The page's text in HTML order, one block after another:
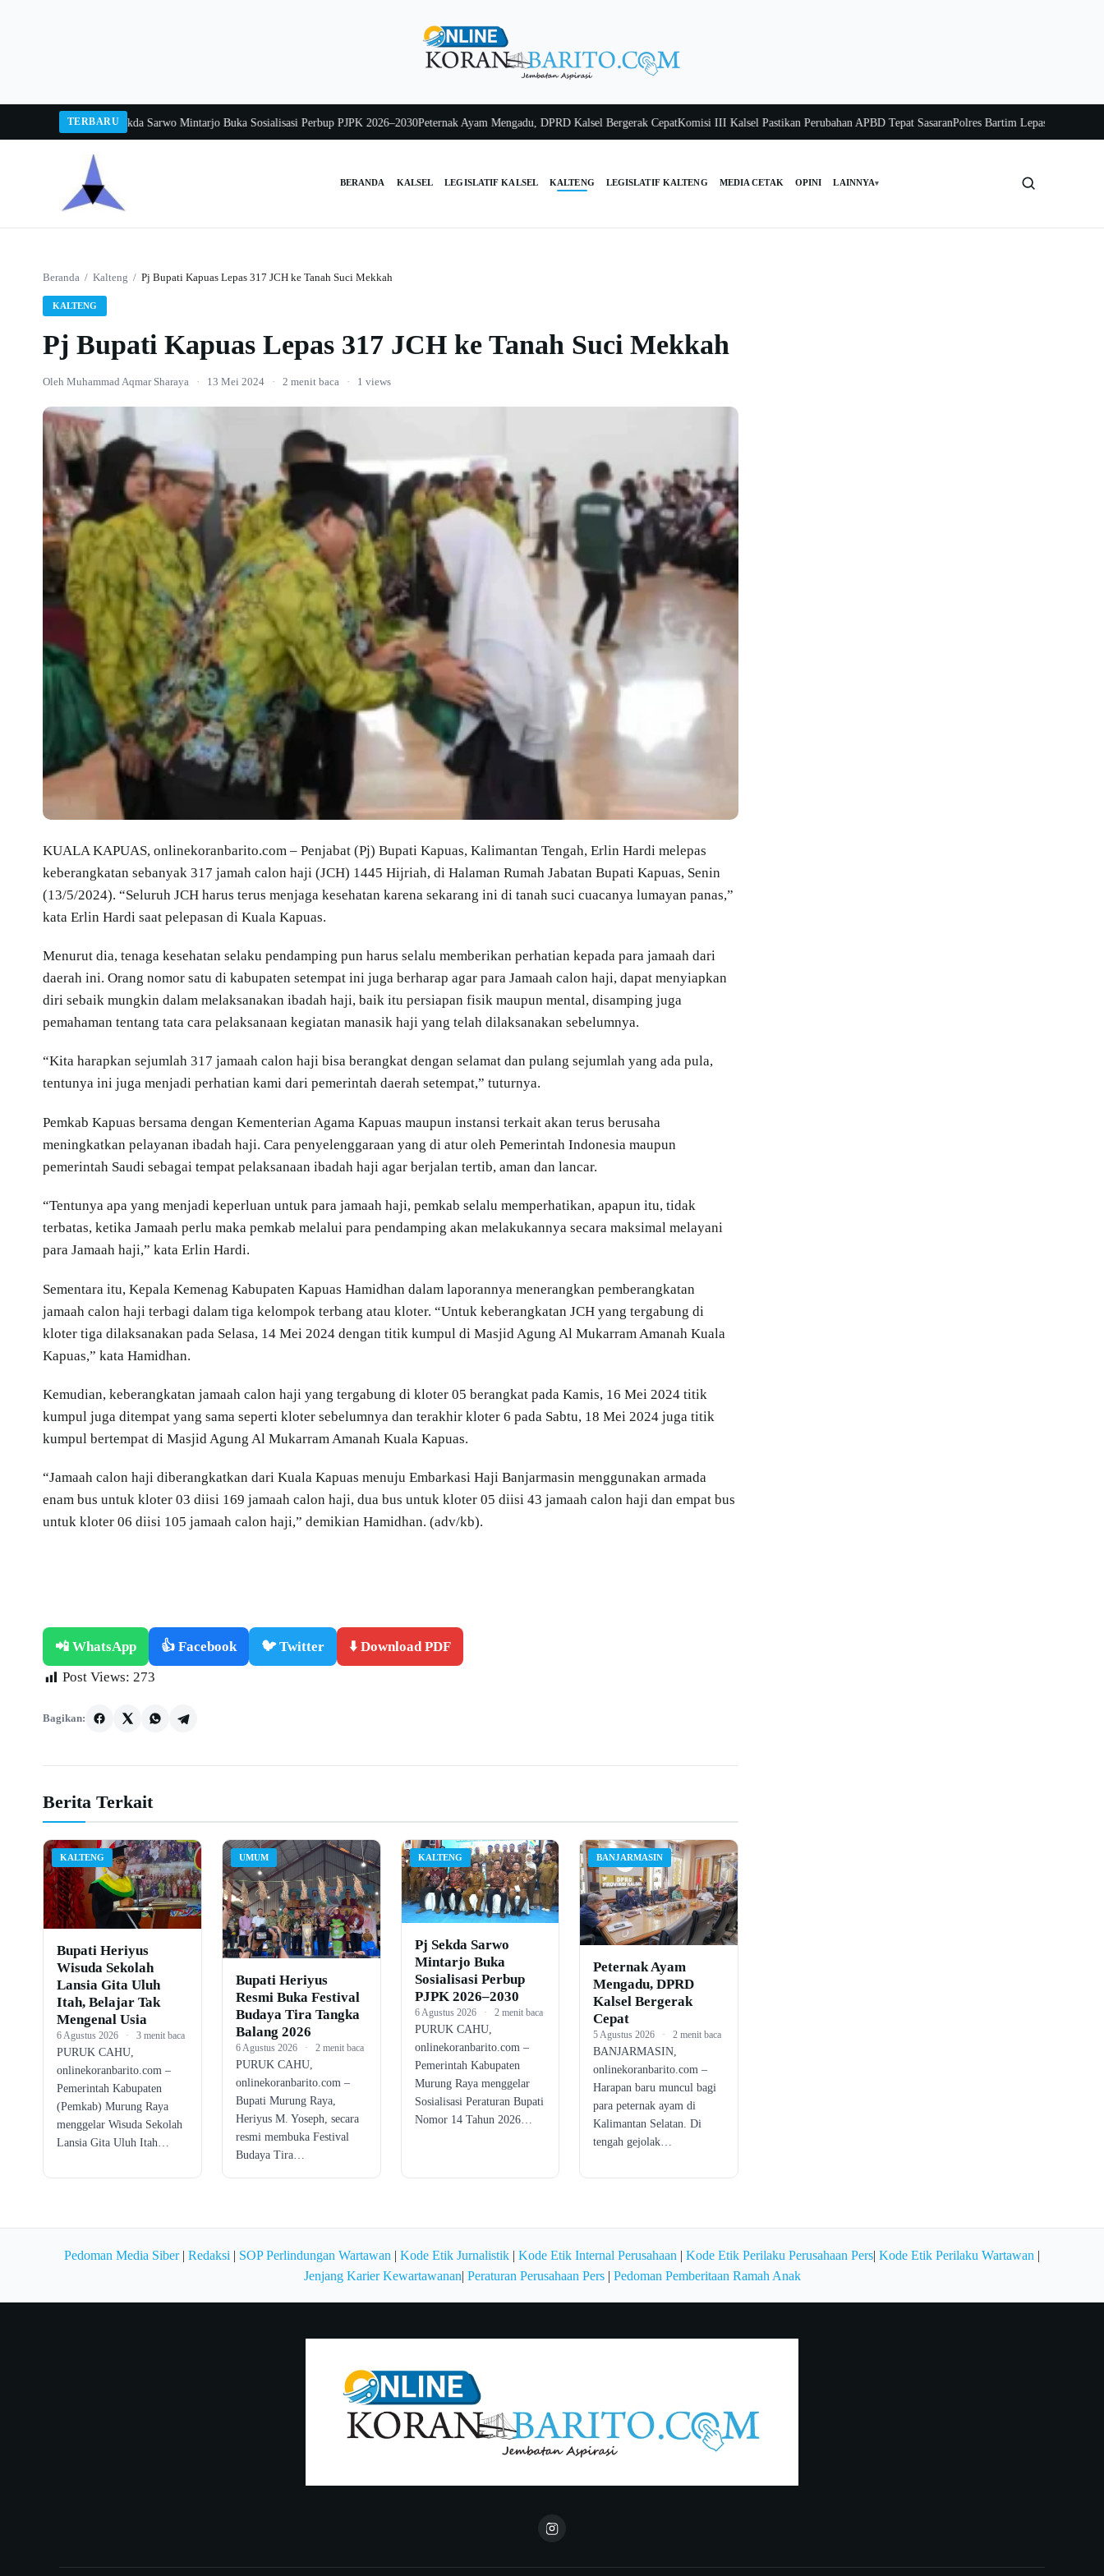
TERBARU
Balang 2026Pj Sekda Sarwo Mintarjo Buka Sosialisasi Perbup PJPK 2026–2030Peternak Ayam Mengadu, DPRD Kalsel Bergerak CepatKomisi III Kalsel Pastikan Perubahan APBD Tepat SasaranPolres Bartim Lepas Bakti Sosial
BERANDA KALSEL LEGISLATIF KALSEL KALTENG LEGISLATIF KALTENG MEDIA CETAK OPINI LAINNYA▾
Beranda / Kalteng / Pj Bupati Kapuas Lepas 317 JCH ke Tanah Suci Mekkah
KALTENG
Pj Bupati Kapuas Lepas 317 JCH ke Tanah Suci Mekkah
Oleh Muhammad Aqmar Sharaya · 13 Mei 2024 · 2 menit baca · 1 views
KUALA KAPUAS, onlinekoranbarito.com – Penjabat (Pj) Bupati Kapuas, Kalimantan Tengah, Erlin Hardi melepas
keberangkatan sebanyak 317 jamah calon haji (JCH) 1445 Hijriah, di Halaman Rumah Jabatan Bupati Kapuas, Senin
(13/5/2024). “Seluruh JCH harus terus menjaga kesehatan karena sekarang ini di tanah suci cuacanya lumayan panas,”
kata Erlin Hardi saat pelepasan di Kuala Kapuas.
Menurut dia, tenaga kesehatan selaku pendamping pun harus selalu memberikan perhatian kepada para jamaah dari
daerah ini. Orang nomor satu di kabupaten setempat ini juga berharap agar para Jamaah calon haji, dapat menyiapkan
diri sebaik mungkin dalam melaksanakan ibadah haji, baik itu persiapan fisik maupun mental, disamping juga
pemahaman tentang tata cara pelaksanaan kegiatan manasik haji yang telah dilaksanakan sebelumnya.
“Kita harapkan sejumlah 317 jamaah calon haji bisa berangkat dengan selamat dan pulang sejumlah yang ada pula,
tentunya ini juga menjadi perhatian kami dari pemerintah daerah setempat,” tuturnya.
Pemkab Kapuas bersama dengan Kementerian Agama Kapuas maupun instansi terkait akan terus berusaha
meningkatkan pelayanan ibadah haji. Cara penyelenggaraan yang di atur oleh Pemerintah Indonesia maupun
pemerintah Saudi sebagai tempat pelaksanaan ibadah haji agar berjalan tertib, aman dan lancar.
“Tentunya apa yang menjadi keperluan untuk para jamaah haji, pemkab selalu memperhatikan, apapun itu, tidak
terbatas, ketika Jamaah perlu maka pemkab melalui para pendamping akan melakukannya secara maksimal melayani
para Jamaah haji,” kata Erlin Hardi.
Sementara itu, Kepala Kemenag Kabupaten Kapuas Hamidhan dalam laporannya menerangkan pemberangkatan
jamaah calon haji terbagi dalam tiga kelompok terbang atau kloter. “Untuk keberangkatan JCH yang tergabung di
kloter tiga dilaksanakan pada Selasa, 14 Mei 2024 dengan titik kumpul di Masjid Agung Al Mukarram Amanah Kuala
Kapuas,” kata Hamidhan.
Kemudian, keberangkatan jamaah calon haji yang tergabung di kloter 05 berangkat pada Kamis, 16 Mei 2024 titik
kumpul juga ditempat yang sama seperti kloter sebelumnya dan terakhir kloter 6 pada Sabtu, 18 Mei 2024 juga titik
kumpul bertempat di Masjid Agung Al Mukarram Amanah Kuala Kapuas.
“Jamaah calon haji diberangkatkan dari Kuala Kapuas menuju Embarkasi Haji Banjarmasin menggunakan armada
enam bus untuk kloter 03 diisi 169 jamaah calon haji, dua bus untuk kloter 05 diisi 43 jamaah calon haji dan empat bus
untuk kloter 06 diisi 105 jamaah calon haji,” demikian Hamidhan. (adv/kb).
📲 WhatsApp 👍 Facebook 🐦 Twitter
⬇️ Download PDF
Post Views: 273
Bagikan:
Berita Terkait
KALTENG
Bupati Heriyus
Wisuda Sekolah
Lansia Gita Uluh
Itah, Belajar Tak
Mengenal Usia
6 Agustus 2026 · 3 menit baca
PURUK CAHU,
onlinekoranbarito.com –
Pemerintah Kabupaten
(Pemkab) Murung Raya
menggelar Wisuda Sekolah
Lansia Gita Uluh Itah…
UMUM
Bupati Heriyus
Resmi Buka Festival
Budaya Tira Tangka
Balang 2026
6 Agustus 2026 · 2 menit baca
PURUK CAHU,
onlinekoranbarito.com –
Bupati Murung Raya,
Heriyus M. Yoseph, secara
resmi membuka Festival
Budaya Tira…
KALTENG
Pj Sekda Sarwo
Mintarjo Buka
Sosialisasi Perbup
PJPK 2026–2030
6 Agustus 2026 · 2 menit baca
PURUK CAHU,
onlinekoranbarito.com –
Pemerintah Kabupaten
Murung Raya menggelar
Sosialisasi Peraturan Bupati
Nomor 14 Tahun 2026…
BANJARMASIN
Peternak Ayam
Mengadu, DPRD
Kalsel Bergerak
Cepat
5 Agustus 2026 · 2 menit baca
BANJARMASIN,
onlinekoranbarito.com –
Harapan baru muncul bagi
para peternak ayam di
Kalimantan Selatan. Di
tengah gejolak…
Pedoman Media Siber| Redaksi | SOP Perlindungan Wartawan | Kode Etik Jurnalistik | Kode Etik Internal Perusahaan | Kode Etik Perilaku Perusahaan Pers| Kode Etik Perilaku Wartawan |
Jenjang Karier Kewartawanan| Peraturan Perusahaan Pers| Pedoman Pemberitaan Ramah Anak